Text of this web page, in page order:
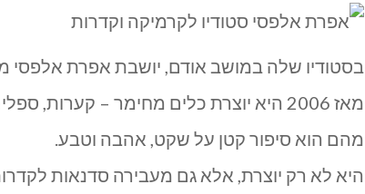
בסטודיו שלה במושב אודם, יושבת אפרת אלפסי
מאז 2006 היא יוצרת כלים מחימר –
מהם הוא סיפור קטן על שקט, אהבה וטבע.
היא לא רק יוצרת, אלא גם מעבירה סדנאות